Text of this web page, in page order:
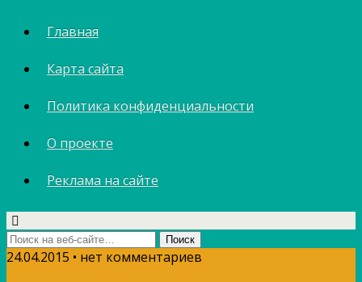
Главная
Карта сайта
Политика конфиденциальности
О проекте
Реклама на сайте
24.04.2015 • нет комментариев